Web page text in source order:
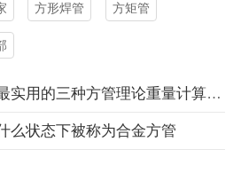
方形焊管 方矩管
上一篇：购买方管时最实用的三种方管理论重量计算方法
么状态下被称为合金方管